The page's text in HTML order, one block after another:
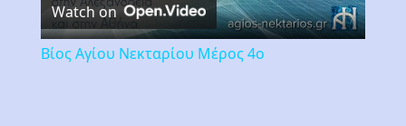
Video
Watch on
Βίος Αγίου Νεκταρίου Μέρος 4ο